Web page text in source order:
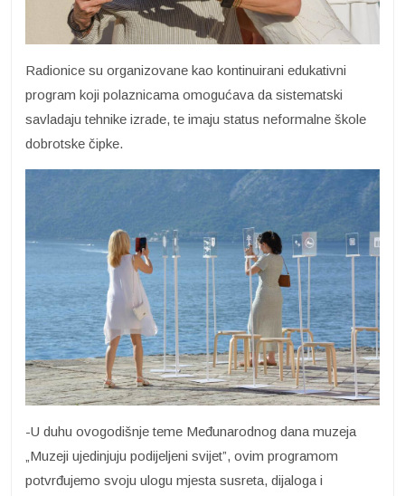
Radionice su organizovane kao kontinuirani edukativni
program koji polaznicama omogućava da sistematski
savladaju tehnike izrade, te imaju status neformalne škole
dobrotske čipke.
-U duhu ovogodišnje teme Međunarodnog dana muzeja
„Muzeji ujedinjuju podijeljeni svijet”, ovim programom
potvrđujemo svoju ulogu mjesta susreta, dijaloga i